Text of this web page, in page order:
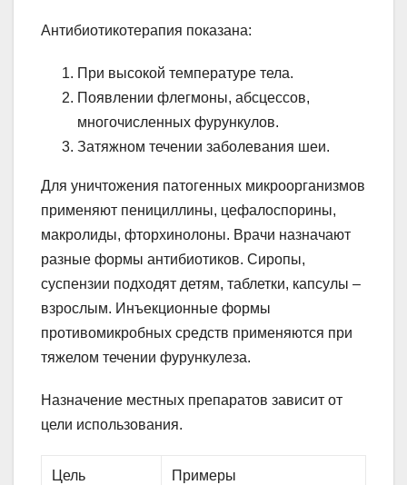
Антибиотикотерапия показана:
При высокой температуре тела.
Появлении флегмоны, абсцессов,
многочисленных фурункулов.
Затяжном течении заболевания шеи.
Для уничтожения патогенных микроорганизмов
применяют пенициллины, цефалоспорины,
макролиды, фторхинолоны. Врачи назначают
разные формы антибиотиков. Сиропы,
суспензии подходят детям, таблетки, капсулы –
взрослым. Инъекционные формы
противомикробных средств применяются при
тяжелом течении фурункулеза.
Назначение местных препаратов зависит от
цели использования.
Цель Примеры